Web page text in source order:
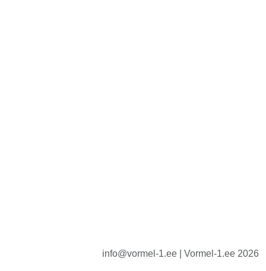
info@vormel-1.ee | Vormel-1.ee 2026